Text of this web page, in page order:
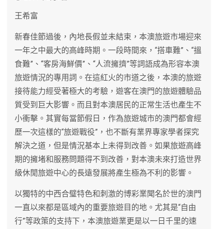
王希富
新春佳節過後，內地長假並未結束，本澳旅遊市場迎來
一年之中最大的高峰時期。一段時間來，“搭車難”、“搵
食難”、“客房海鮮價”、“人流擁擠”等詞語成為形容本澳
旅遊情況的專用詞。在這紅火的市道之後，本澳的旅遊
接待能力經受著極大的考驗，遊客在澳門的旅遊體驗品
質受到巨大影響。而且對本澳居民的正常生活也產生不
小衝擊。其實每當節假日，作為旅遊城市的澳門都會經
歷一次這樣的“旅遊戰役”，也不斷有業界專家學者探究
解決之道，但是情況基本上未得到改善。如果旅遊高峰
期的擁堵和服務問題得不到改善，對本澳未來打造世界
級休閒旅遊中心的長遠發展將產生極為不利的影響。
以獨特的中西合璧特色和刺激的博彩業聞名於世的澳門
一直以來都是區域內的重要旅遊目的地。尤其是“自由
行”等政策的支持下，本澳旅遊業更是以一日千里的速